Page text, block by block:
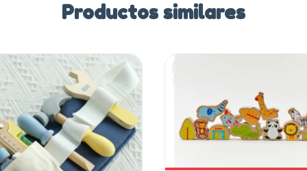
Productos similares